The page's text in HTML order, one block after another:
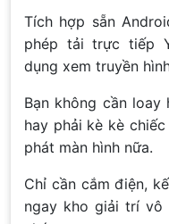
Tích hợp sẵn
phép tải trực tiếp
dụng xem truyền
Bạn không cần loay
hay phải kè kè
phát màn hình nữa.
Chỉ cần cắm điện,
ngay kho giải trí vô